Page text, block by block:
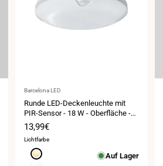
Anbieter:
Barcelona LED
Runde LED-Deckenleuchte mit
PIR-Sensor - 18 W - Oberfläche -
IP54
Verkaufspreis
13,99€
Lichtfarbe
Warmweiß
Auf Lager